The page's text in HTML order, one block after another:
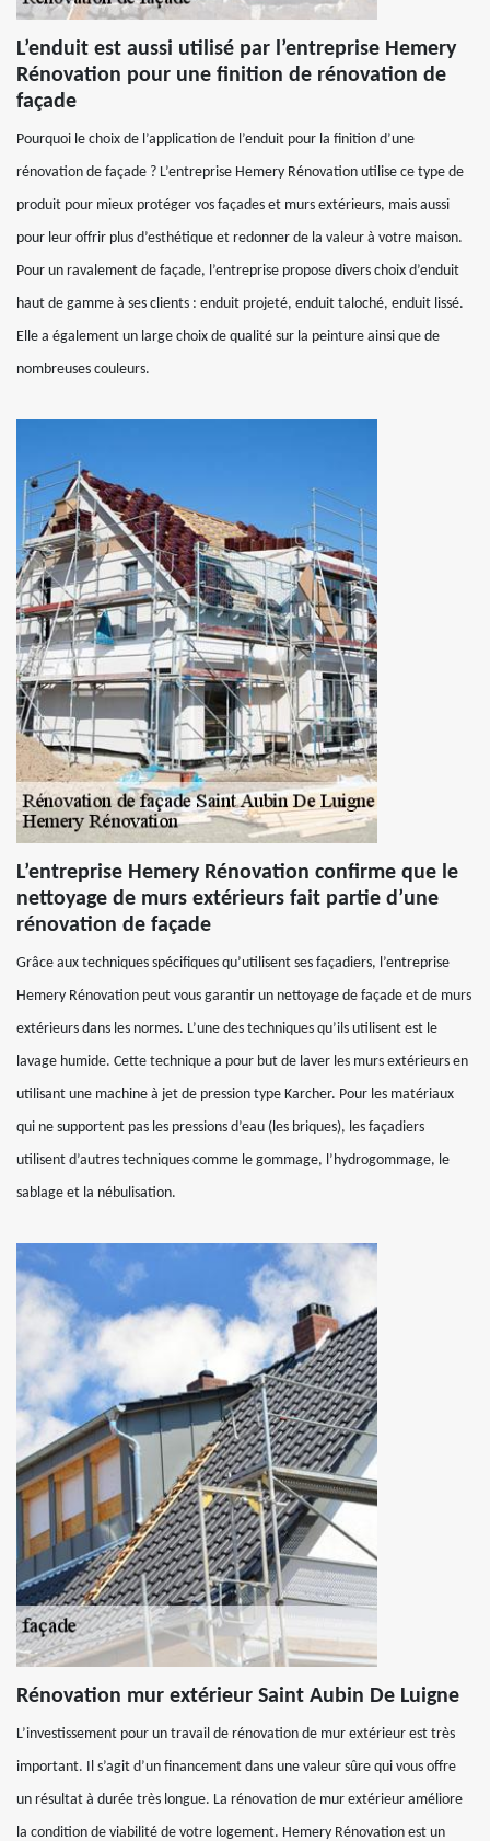
L’enduit est aussi utilisé par l’entreprise Hemery
Rénovation pour une finition de rénovation de
façade
Pourquoi le choix de l’application de l’enduit pour la finition d’une
rénovation de façade ? L’entreprise Hemery Rénovation utilise ce type de
produit pour mieux protéger vos façades et murs extérieurs, mais aussi
pour leur offrir plus d’esthétique et redonner de la valeur à votre maison.
Pour un ravalement de façade, l’entreprise propose divers choix d’enduit
haut de gamme à ses clients : enduit projeté, enduit taloché, enduit lissé.
Elle a également un large choix de qualité sur la peinture ainsi que de
nombreuses couleurs.
L’entreprise Hemery Rénovation confirme que le
nettoyage de murs extérieurs fait partie d’une
rénovation de façade
Grâce aux techniques spécifiques qu’utilisent ses façadiers, l’entreprise
Hemery Rénovation peut vous garantir un nettoyage de façade et de murs
extérieurs dans les normes. L’une des techniques qu’ils utilisent est le
lavage humide. Cette technique a pour but de laver les murs extérieurs en
utilisant une machine à jet de pression type Karcher. Pour les matériaux
qui ne supportent pas les pressions d’eau (les briques), les façadiers
utilisent d’autres techniques comme le gommage, l’hydrogommage, le
sablage et la nébulisation.
Rénovation mur extérieur Saint Aubin De Luigne
L’investissement pour un travail de rénovation de mur extérieur est très
important. Il s’agit d’un financement dans une valeur sûre qui vous offre
un résultat à durée très longue. La rénovation de mur extérieur améliore
la condition de viabilité de votre logement. Hemery Rénovation est un